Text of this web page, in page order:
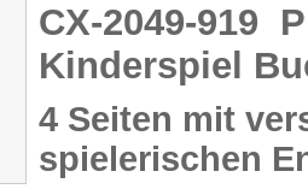
CX-2049-919
Kinderspiel
4 Seiten mit
spielerischen